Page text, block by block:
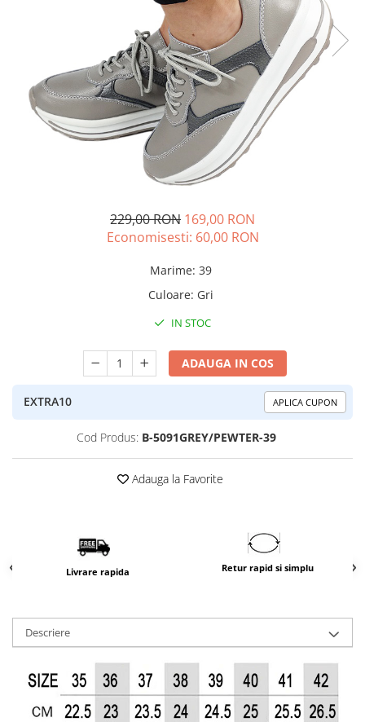
229,00 RON 169,00 RON
Economisesti: 60,00 RON
Marime: 39
Culoare: Gri
IN STOC
ADAUGA IN COS
EXTRA10 APLICA CUPON
Cod Produs: B-5091GREY/PEWTER-39
Adauga la Favorite
Livrare rapida Retur rapid si simplu
Descriere